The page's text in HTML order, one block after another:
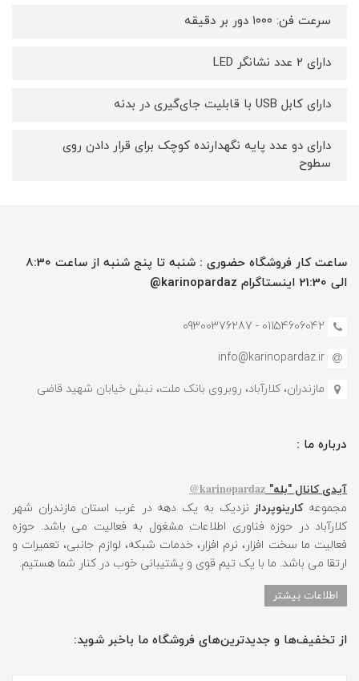
سرعت فن: ۱۰۰۰ دور بر دقیقه
دارای ۲ عدد نشانگر LED
دارای کابل USB با قابلیت جای‌گیری در بدنه
دارای دو عدد پایه نگهدارنده کوچک برای قرار دادن روی
سطوح
ساعت کار فروشگاه حضوری : شنبه تا پنج شنبه از ساعت 8:30
الی 21:30 اینستاگرام karinopardaz@
01154606042 - 09300376287
info@karinopardaz.ir
مازندران، کلارآباد، روبروی بانک ملت، نبش خیابان شهید قاضی
درباره ما :
آیدی کانال "بله" karinopardaz@
مجموعهکارینوپرداز نزدیک به یک دهه در غرب استان مازندران شهر
کلارآباد در حوزه فناوری اطلاعات مشغول به فعالیت می باشد. حوزه
فعالیت ما سخت افزار، نرم افزار، خدمات شبکه، لوازم جانبی، تعمیرات و
ارتقا می باشد. ما با یک تیم قوی و پشتیبانی خوب در کنار شما هستیم.
اطلاعات بیشتر
از تخفیف‌ها و جدیدترین‌های فروشگاه ما باخبر شوید: